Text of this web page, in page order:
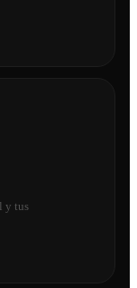
y tus